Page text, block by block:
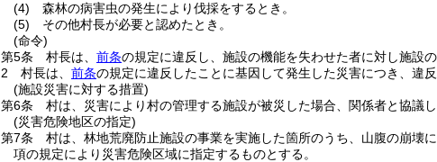
(4)
森林の病害虫の発生により伐採をするとき。
(5)
その他村長が必要と認めたとき。
(命令)
第5条
村長は、 前条の規定に違反し、施設の機能を失わせた者に対し施設
2
村長は、 前条の規定に違反したことに基因して発生した災害につき、違
(施設災害に対する措置)
第6条
村は、災害により村の管理する施設が被災した場合、関係者と協議
(災害危険地区の指定)
第7条
村は、林地荒廃防止施設の事業を実施した箇所のうち、山腹の崩壊
項の規定により災害危険区域に指定するものとする。